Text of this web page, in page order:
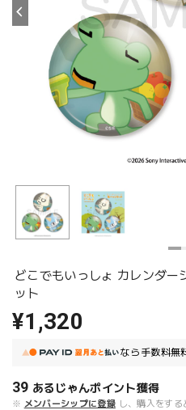
どこでもいっしょ カレンダー
ット
¥1,320
なら 手数料無
39 あるじゃんポイント獲得
※ メンバーシップに登録 し、購入をする